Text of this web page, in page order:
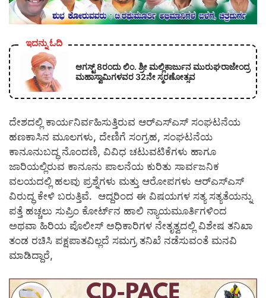
ಇದನ್ನು ಓದಿ
ಆಗಸ್ಟ್ 8ರಂದು ಲಿಂ. ಶ್ರೀ ಮಲ್ಲಿಕಾರ್ಜುನ ಮುರುಘರಾಜೇಂದ್ರ
ಮಹಾಸ್ವಾಮಿಗಳವರ 32ನೇ ಸ್ಮರಣೋತ್ಸವ
ದೇಶದಲ್ಲಿ ಕಾರ್ಯನಿರ್ವಹಿಸುತ್ತಿರುವ ಆರ್‍ಎಸ್‍ಎಸ್ ಸಂಘಟನೆಯ
ಹಣಕಾಸಿನ ಮೂಲಗಳು, ದೇಣಿಗೆ ಸಂಗ್ರಹ, ಸಂಘಟನೆಯ
ಕಾನೂನುಬದ್ಧ ನೊಂದಣಿ, ವಿವಿಧ ಚಟುವಟಿಕೆಗಳು ಹಾಗೂ
ಜಾರಿಯಲ್ಲಿರುವ ಕಾನೂನು ಪಾಲನೆಯ ಕುರಿತು ಸಾರ್ವಜನಿಕ
ವಲಯದಲ್ಲಿ ಹಲವು ಪ್ರಶ್ನೆಗಳು ಮತ್ತು ಆರೋಪಗಳು ಆರ್‍ಎಸ್‍ಎಸ್
ವಿರುದ್ಧ ಕೇಳಿ ಬರುತ್ತಿವೆ. ಆದ್ದರಿಂದ ಈ ವಿಷಯಗಳ ಸತ್ಯ ಸತ್ಯತೆಯನ್ನು
ಪತ್ತೆ ಹಚ್ಚಲು ಸುಪ್ರಿಂ ಕೋರ್ಟ್‍ನ ಹಾಲಿ ನ್ಯಾಯಮೂರ್ತಿಗಳಿಂದ
ಅಥವಾ ಹಿರಿಯ ಪೊಲೀಸ್ ಅಧಿಕಾರಿಗಳ ನೇತೃತ್ವದಲ್ಲಿ ವಿಶೇಷ ತನಿಖಾ
ತಂಡ ರಚಿಸಿ ಪಕ್ಷಪಾತವಿಲ್ಲದೆ ಸಮಗ್ರ ತನಿಖೆ ನಡೆಸುವಂತೆ ಮನವಿ
ಮಾಡಿದ್ದಾರೆ,